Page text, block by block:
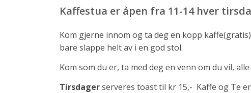
Kaffestua er åpen fra 11-14 hver
Kom gjerne innom og ta deg en kopp
bare slappe helt av i en god stol.
Kom som du er, ta med deg en venn om du vil,
Tirsdagerserveres toast til kr 15,- Kaffe og Te